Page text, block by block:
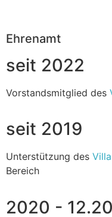
Ehrenamt
seit 2022
Vorstandsmitglied des
seit 2019
Unterstützung des
Bereich
2020 -